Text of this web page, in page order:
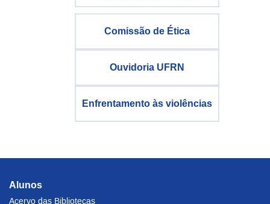
Comissão de Ética
Ouvidoria UFRN
Enfrentamento às violências
Alunos
Acervo das Bibliotecas